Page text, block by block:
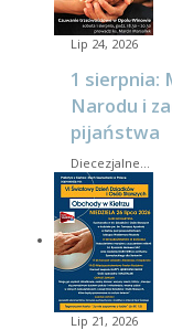
Lip 24, 2026
1 sierpnia:
Narodu i
pijaństwa
Diecezjalne…
Lip 21, 2026